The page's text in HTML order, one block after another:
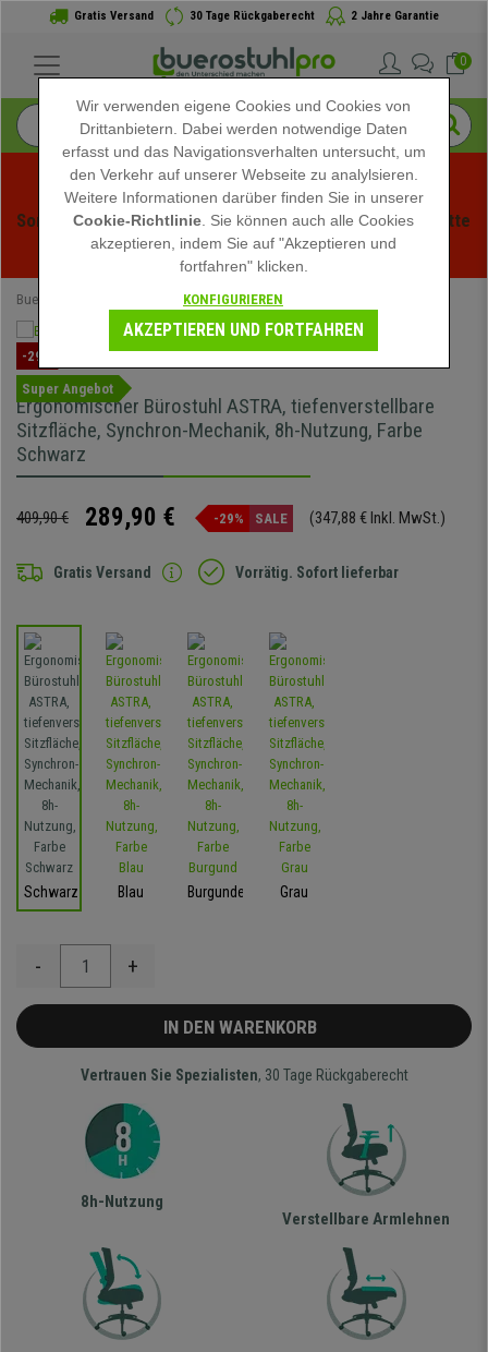
Gratis Versand 30 Tage Rückgaberecht 2 Jahre Garantie
0
Sommerschlussverauf bei buerstuhlpro! Exklusive Rabatte
für kurze Zeit - Aktion ansehen -
Buerostuhlpro Ergonomische Bürostühle
-29%
Super Angebot
Ergonomischer Bürostuhl ASTRA, tiefenverstellbare
Sitzfläche, Synchron-Mechanik, 8h-Nutzung, Farbe
Schwarz
409,90 € 289,90 € -29% SALE (347,88 € Inkl. MwSt.)
Gratis Versand Vorrätig. Sofort lieferbar
Schwarz Blau Burgunder Grau
- +
IN DEN WARENKORB
Vertrauen Sie Spezialisten, 30 Tage Rückgaberecht
8h-Nutzung
Verstellbare Armlehnen
Wir verwenden eigene Cookies und Cookies von
Drittanbietern. Dabei werden notwendige Daten
erfasst und das Navigationsverhalten untersucht, um
den Verkehr auf unserer Webseite zu analylsieren.
Weitere Informationen darüber finden Sie in unserer
Cookie-Richtlinie . Sie können auch alle Cookies
akzeptieren, indem Sie auf "Akzeptieren und
fortfahren" klicken.
KONFIGURIEREN
AKZEPTIEREN UND FORTFAHREN